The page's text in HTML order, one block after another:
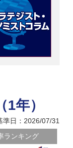
年）
準日：2026/07/31
ランキング